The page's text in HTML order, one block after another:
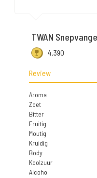
TWAN
4.390
Review
Aroma
Zoet
Bitter
Fruitig
Moutig
Kruidig
Body
Koolzuur
Alcohol